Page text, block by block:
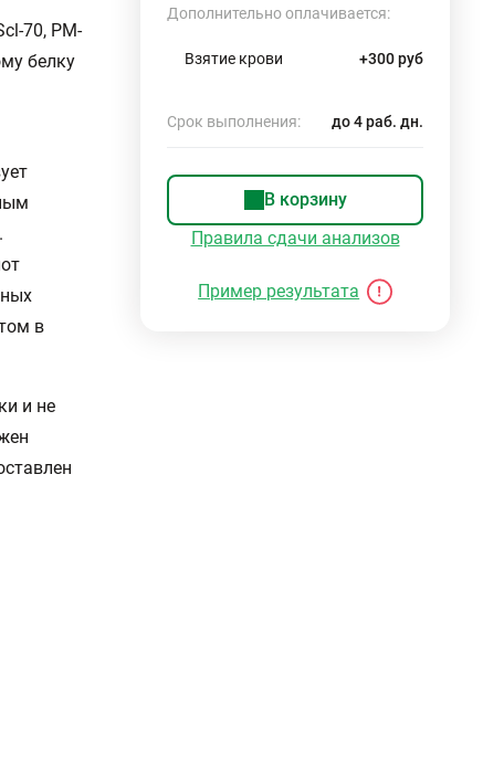
70, PM-
белку
в
и не
Дополнительно оплачивается:
Взятие крови +300 руб
Срок выполнения: до 4 раб. дн.
В корзину
Правила сдачи анализов
Пример результата